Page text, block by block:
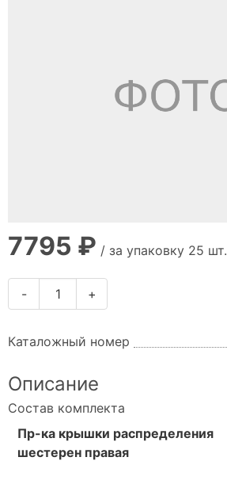
7795 ₽ / за упаковку 25 шт.
- +
Каталожный номер
Описание
Состав комплекта
Пр-ка крышки распределения
шестерен правая